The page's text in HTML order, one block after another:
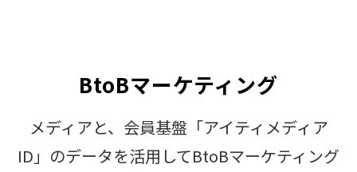
BtoBマーケティング
メディアと、会員基盤「アイティメディア
ID」のデータを活用してBtoBマーケティング